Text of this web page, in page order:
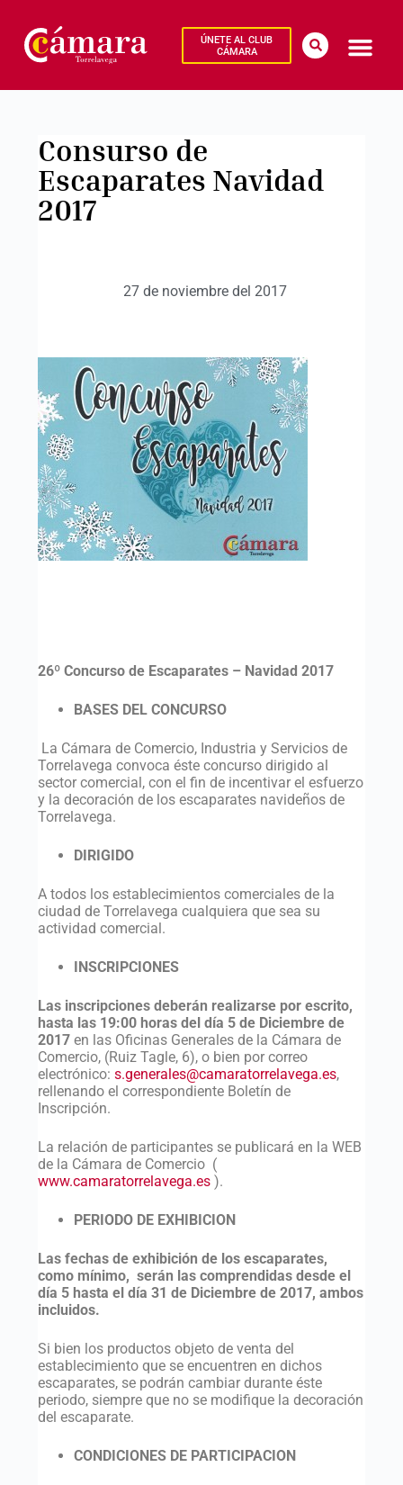
ÚNETE AL CLUB
CÁMARA
Consurso de
Escaparates Navidad
2017
27 de noviembre del 2017
26º Concurso de Escaparates – Navidad 2017
BASES DEL CONCURSO
La Cámara de Comercio, Industria y Servicios de
Torrelavega convoca éste concurso dirigido al
sector comercial, con el fin de incentivar el esfuerzo
y la decoración de los escaparates navideños de
Torrelavega.
DIRIGIDO
A todos los establecimientos comerciales de la
ciudad de Torrelavega cualquiera que sea su
actividad comercial.
INSCRIPCIONES
Las inscripciones deberán realizarse por escrito,
hasta las 19:00 horas del día 5 de Diciembre de
2017en las Oficinas Generales de la Cámara de
Comercio, (Ruiz Tagle, 6), o bien por correo
electrónico: s.generales@camaratorrelavega.es,
rellenando el correspondiente Boletín de
Inscripción.
La relación de participantes se publicará en la WEB
de la Cámara de Comercio (
www.camaratorrelavega.es).
PERIODO DE EXHIBICION
Las fechas de exhibición de los escaparates,
como mínimo, serán las comprendidas desde el
día 5 hasta el día 31 de Diciembre de 2017, ambos
incluidos.
Si bien los productos objeto de venta del
establecimiento que se encuentren en dichos
escaparates, se podrán cambiar durante éste
periodo, siempre que no se modifique la decoración
del escaparate.
CONDICIONES DE PARTICIPACION